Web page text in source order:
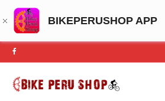
BIKEPERUSHOP APP
Saltar
al
contenido